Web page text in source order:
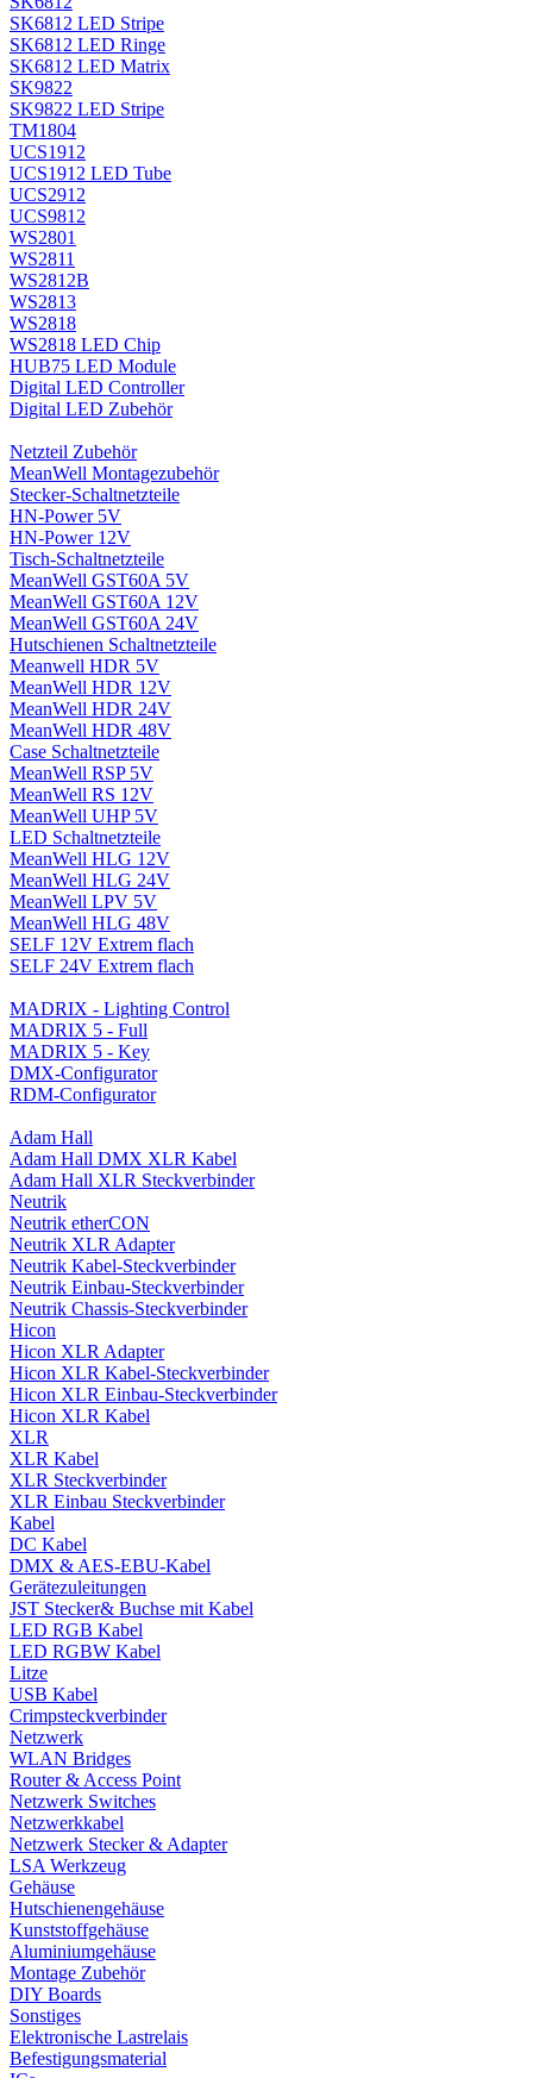
SK6812 LED Stripe
SK6812 LED Ringe
SK6812 LED Matrix
SK9822
SK9822 LED Stripe
TM1804
UCS1912
UCS1912 LED Tube
UCS2912
UCS9812
WS2801
WS2811
WS2812B
WS2813
WS2818
WS2818 LED Chip
HUB75 LED Module
Digital LED Controller
Digital LED Zubehör
Netzteil Zubehör
MeanWell Montagezubehör
Stecker-Schaltnetzteile
HN-Power 5V
HN-Power 12V
Tisch-Schaltnetzteile
MeanWell GST60A 5V
MeanWell GST60A 12V
MeanWell GST60A 24V
Hutschienen Schaltnetzteile
Meanwell HDR 5V
MeanWell HDR 12V
MeanWell HDR 24V
MeanWell HDR 48V
Case Schaltnetzteile
MeanWell RSP 5V
MeanWell RS 12V
MeanWell UHP 5V
LED Schaltnetzteile
MeanWell HLG 12V
MeanWell HLG 24V
MeanWell LPV 5V
MeanWell HLG 48V
SELF 12V Extrem flach
SELF 24V Extrem flach
MADRIX - Lighting Control
MADRIX 5 - Full
MADRIX 5 - Key
DMX-Configurator
RDM-Configurator
Adam Hall
Adam Hall DMX XLR Kabel
Adam Hall XLR Steckverbinder
Neutrik
Neutrik etherCON
Neutrik XLR Adapter
Neutrik Kabel-Steckverbinder
Neutrik Einbau-Steckverbinder
Neutrik Chassis-Steckverbinder
Hicon
Hicon XLR Adapter
Hicon XLR Kabel-Steckverbinder
Hicon XLR Einbau-Steckverbinder
Hicon XLR Kabel
XLR
XLR Kabel
XLR Steckverbinder
XLR Einbau Steckverbinder
Kabel
DC Kabel
DMX & AES-EBU-Kabel
Gerätezuleitungen
JST Stecker& Buchse mit Kabel
LED RGB Kabel
LED RGBW Kabel
Litze
USB Kabel
Crimpsteckverbinder
Netzwerk
WLAN Bridges
Router & Access Point
Netzwerk Switches
Netzwerkkabel
Netzwerk Stecker & Adapter
LSA Werkzeug
Gehäuse
Hutschienengehäuse
Kunststoffgehäuse
Aluminiumgehäuse
Montage Zubehör
DIY Boards
Sonstiges
Elektronische Lastrelais
Befestigungsmaterial